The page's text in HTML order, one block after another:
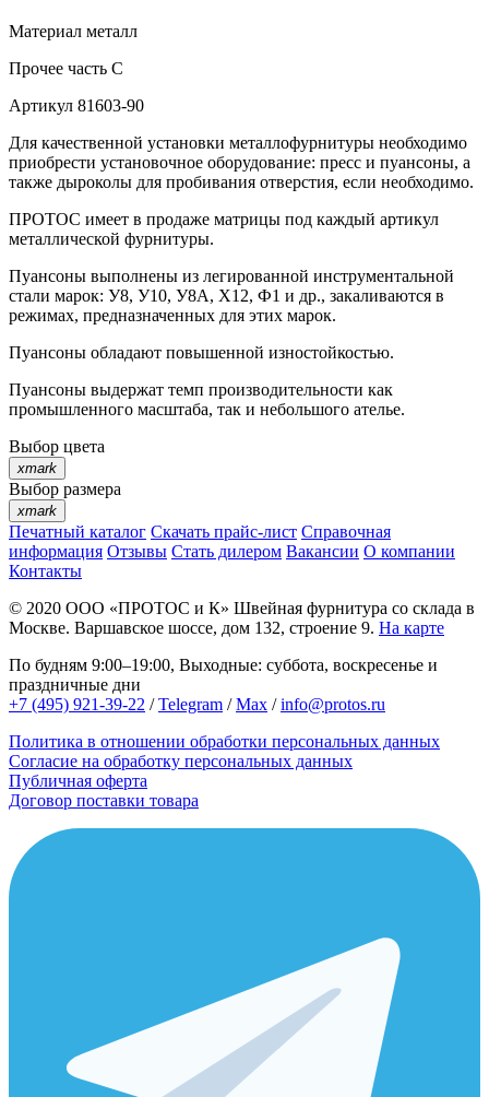
Материал металл
Прочее часть C
Артикул 81603-90
Для качественной установки металлофурнитуры необходимо
приобрести установочное оборудование: пресс и пуансоны, а
также дыроколы для пробивания отверстия, если необходимо.
ПРОТОС имеет в продаже матрицы под каждый артикул
металлической фурнитуры.
Пуансоны выполнены из легированной инструментальной
стали марок: У8, У10, У8А, Х12, Ф1 и др., закаливаются в
режимах, предназначенных для этих марок.
Пуансоны обладают повышенной изностойкостью.
Пуансоны выдержат темп производительности как
промышленного масштаба, так и небольшого ателье.
Выбор цвета
xmark
Выбор размера
xmark
Печатный каталог Скачать прайс-лист Справочная
информация Отзывы Стать дилером Вакансии О компании
Контакты
© 2020 ООО «ПРОТОС и К» Швейная фурнитура со склада в
Москве. Варшавское шоссе, дом 132, строение 9. На карте
По будням 9:00–19:00, Выходные: суббота, воскресенье и
праздничные дни
+7 (495) 921-39-22 /Telegram /Max /info@protos.ru
Политика в отношении обработки персональных данных
Согласие на обработку персональных данных
Публичная оферта
Договор поставки товара